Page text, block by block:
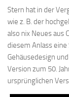
Stern hat in der
wie z. B. der
also nix Neues aus
diesem Anlass
Gehäusedesign
Version zum 50.
ursprünglichen